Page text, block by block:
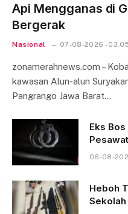
Api Mengganas di
Bergerak
Nasional 07-08-2026 - 03.05
zonamerahnews.com –
kawasan Alun-alun
Pangrango Jawa Barat…
Eks
06-08-
Heboh
Sekolah